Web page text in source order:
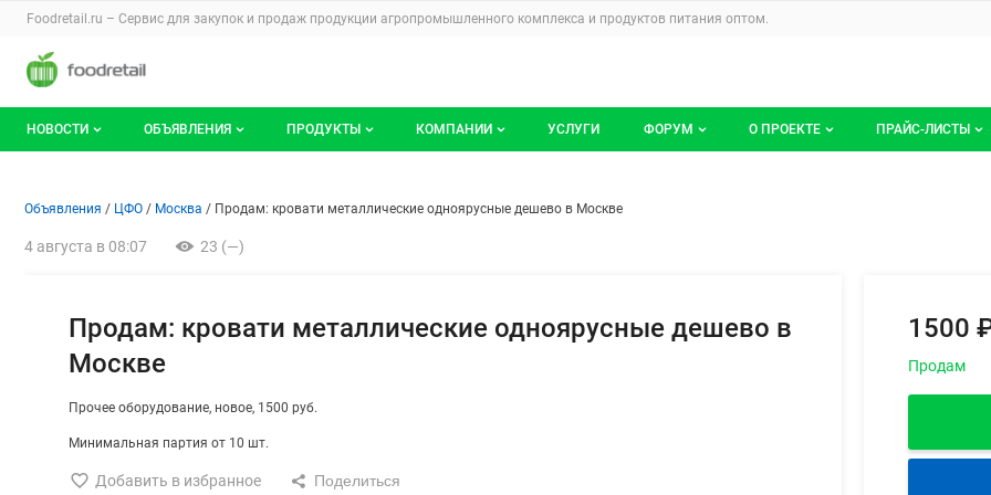
Раздел навигации по сайту foodretail.ru
Foodretail.ru – Сервис для закупок и продаж продукции агропромышленного комплекса и продуктов питания оптом.
Авторизация и меню пользователя
Навигация по разделам сайта foodretail.ru
НОВОСТИ ОБЪЯВЛЕНИЯ ПРОДУКТЫ КОМПАНИИ УСЛУГИ ФОРУМ О ПРОЕКТЕ ПРАЙС-ЛИСТЫ
Объявление: Продам: кровати металлические
Информация о объявлении
Навигация и управление объявлением
Объявления ЦФО Москва Продам: кровати металлические одноярусные дешево в Москве
4 августа в 08:07 23 (—)
Продам: кровати металлические одноярусные дешево в
Москве
Прочее оборудование новое 1500 руб.
Минимальная партия от 10 шт.
Добавить в избранное
1500
Продам